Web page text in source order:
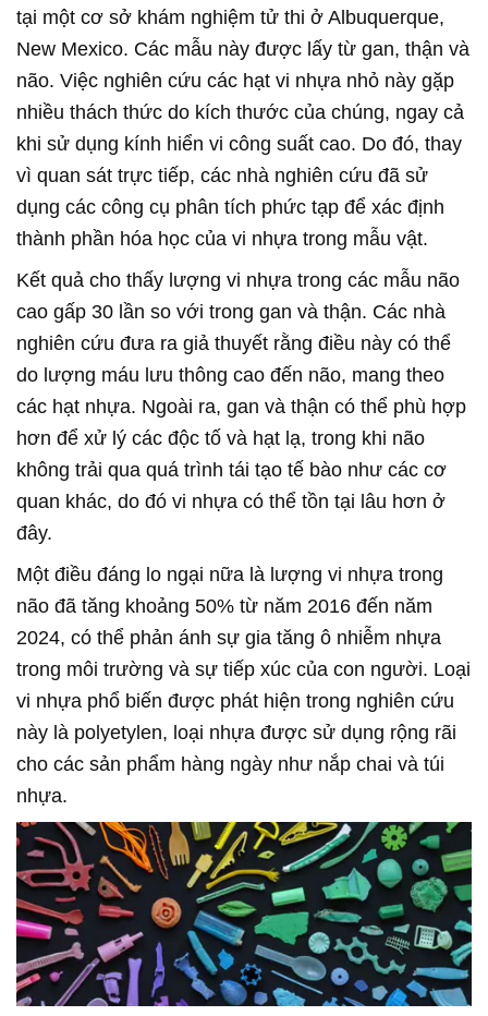
tại một cơ sở khám nghiệm tử thi ở Albuquerque,
New Mexico. Các mẫu này được lấy từ gan, thận và
não. Việc nghiên cứu các hạt vi nhựa nhỏ này gặp
nhiều thách thức do kích thước của chúng, ngay cả
khi sử dụng kính hiển vi công suất cao. Do đó, thay
vì quan sát trực tiếp, các nhà nghiên cứu đã sử
dụng các công cụ phân tích phức tạp để xác định
thành phần hóa học của vi nhựa trong mẫu vật.
Kết quả cho thấy lượng vi nhựa trong các mẫu não
cao gấp 30 lần so với trong gan và thận. Các nhà
nghiên cứu đưa ra giả thuyết rằng điều này có thể
do lượng máu lưu thông cao đến não, mang theo
các hạt nhựa. Ngoài ra, gan và thận có thể phù hợp
hơn để xử lý các độc tố và hạt lạ, trong khi não
không trải qua quá trình tái tạo tế bào như các cơ
quan khác, do đó vi nhựa có thể tồn tại lâu hơn ở
đây.
Một điều đáng lo ngại nữa là lượng vi nhựa trong
não đã tăng khoảng 50% từ năm 2016 đến năm
2024, có thể phản ánh sự gia tăng ô nhiễm nhựa
trong môi trường và sự tiếp xúc của con người. Loại
vi nhựa phổ biến được phát hiện trong nghiên cứu
này là polyetylen, loại nhựa được sử dụng rộng rãi
cho các sản phẩm hàng ngày như nắp chai và túi
nhựa.